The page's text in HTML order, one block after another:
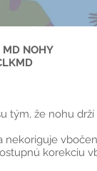
MD NOHY
tým, že nohu
nekoriguje
korekciu